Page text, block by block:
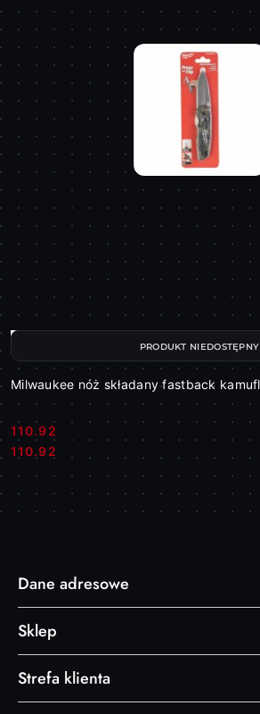
Milwaukee nóż składany fastback
Cena:
110.92
Cena:
110.92
PRODUKT NIEDOSTĘPNY
Dane adresowe
Sklep
Strefa klienta